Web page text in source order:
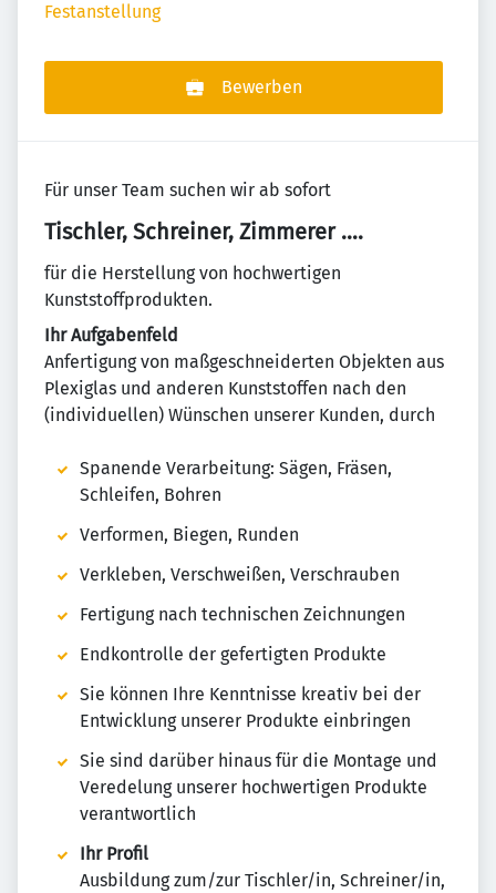
Festanstellung
Bewerben
Für unser Team suchen wir ab sofort
Tischler, Schreiner, Zimmerer ….
für die Herstellung von hochwertigen
Kunststoffprodukten.
Ihr Aufgabenfeld
Anfertigung von maßgeschneiderten Objekten aus
Plexiglas und anderen Kunststoffen nach den
(individuellen) Wünschen unserer Kunden, durch
Spanende Verarbeitung: Sägen, Fräsen,
Schleifen, Bohren
Verformen, Biegen, Runden
Verkleben, Verschweißen, Verschrauben
Fertigung nach technischen Zeichnungen
Endkontrolle der gefertigten Produkte
Sie können Ihre Kenntnisse kreativ bei der
Entwicklung unserer Produkte einbringen
Sie sind darüber hinaus für die Montage und
Veredelung unserer hochwertigen Produkte
verantwortlich
Ihr Profil
Ausbildung zum/zur Tischler/in, Schreiner/in,